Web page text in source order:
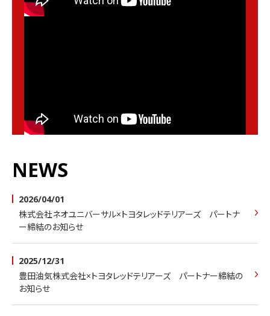
チーム紹介
PLAYERS/STAFF
NEWS
2026/04/01
株式会社ネオユニバーサル×トヨタレッドテリアーズ パートナ
ー締結のお知らせ
2025/12/31
豊田油気株式会社×トヨタレッドテリアーズ パートナー締結の
お知らせ